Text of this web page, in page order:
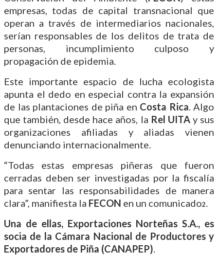
empresas, todas de capital transnacional que
operan a través de intermediarios nacionales,
serían responsables de los delitos de trata de
personas, incumplimiento culposo y
propagación de epidemia.
Este importante espacio de lucha ecologista
apunta el dedo en especial contra la expansión
de las plantaciones de piña en Costa Rica . Algo
que también, desde hace años, la Rel UITAy sus
organizaciones afiliadas y aliadas vienen
denunciando internacionalmente.
“Todas estas empresas piñeras que fueron
cerradas deben ser investigadas por la fiscalía
para sentar las responsabilidades de manera
clara”, manifiesta la FECON en un comunicado2
Una de ellas, Exportaciones Norteñas S.A., es
socia de la Cámara Nacional de Productores y
Exportadores de Piña (CANAPEP)